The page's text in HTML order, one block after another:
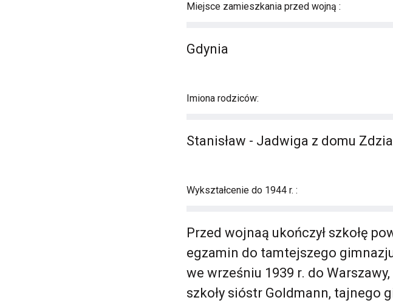
Miejsce zamieszkania przed wojną :
Gdynia
Imiona rodziców:
Stanisław - Jadwiga z domu
Wykształcenie do 1944 r. :
Przed wojnaą ukończył szkołę
egzamin do tamtejszego
we wrześniu 1939 r. do
szkoły sióstr Goldmann, tajnego